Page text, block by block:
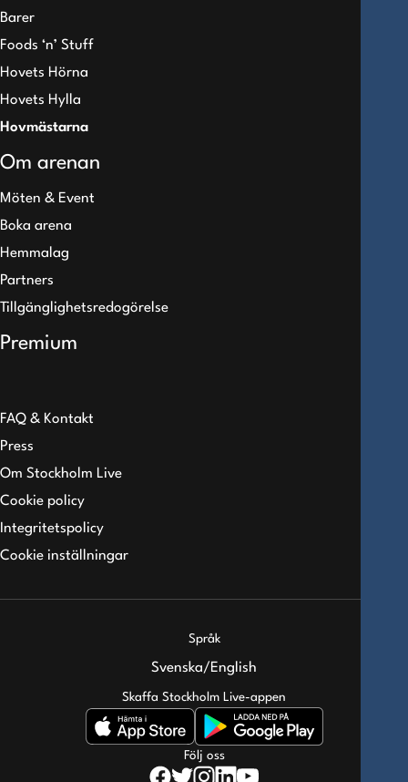
Barer
Foods ‘n’ Stuff
Hovets Hörna
Hovets Hylla
Hovmästarna
Om arenan
Möten & Event
Boka arena
Hemmalag
Partners
Tillgänglighetsredogörelse
Premium
FAQ & Kontakt
Press
Om Stockholm Live
Cookie policy
Integritetspolicy
Cookie inställningar
Språk
Svenska/English
Skaffa Stockholm Live-appen
Följ oss